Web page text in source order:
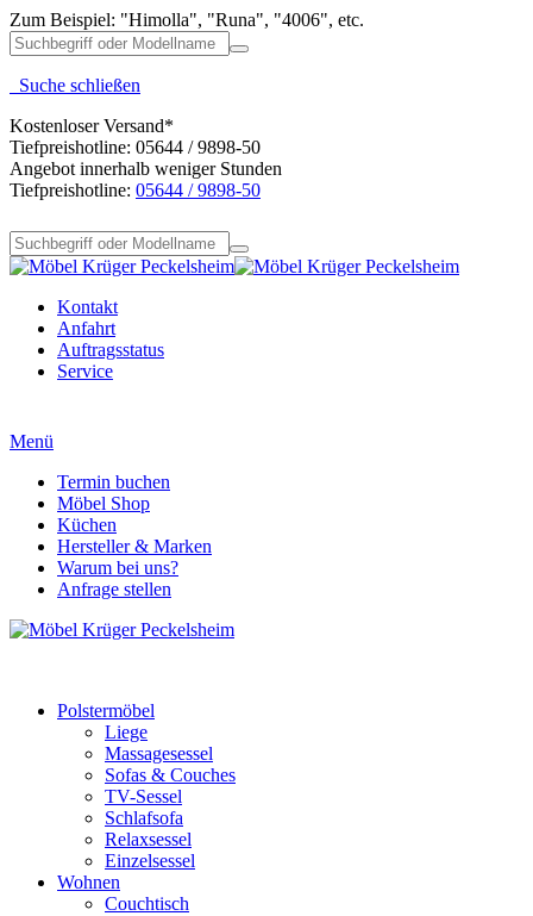
Zum Beispiel: "Himolla", "Runa", "4006", etc.
Suche schließen
Kostenloser Versand*
Tiefpreishotline: 05644 / 9898-50
Angebot innerhalb weniger Stunden
Tiefpreishotline: 05644 / 9898-50
Kontakt
Anfahrt
Auftragsstatus
Service
Menü
Termin buchen
Möbel Shop
Küchen
Hersteller & Marken
Warum bei uns?
Anfrage stellen
Polstermöbel
Liege
Massagesessel
Sofas & Couches
TV-Sessel
Schlafsofa
Relaxsessel
Einzelsessel
Wohnen
Couchtisch